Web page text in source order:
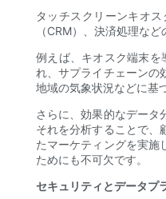
タッチスクリーンキオ
（CRM）、決済処理な
例えば、キオスク端末を
れ、サプライチェーンの
地域の気象状況などに基
さらに、効果的なデータ
それを分析することで、
たマーケティングを実施
ためにも不可欠です。
セキュリティとデータプ